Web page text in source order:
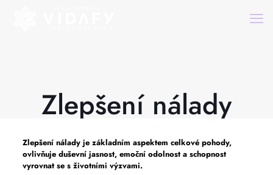
Zlepšení nálady
Zlepšení náladyje základním aspektem celkové pohody,
ovlivňuje duševní jasnost, emoční odolnost a schopnost
vyrovnat se s životními výzvami.